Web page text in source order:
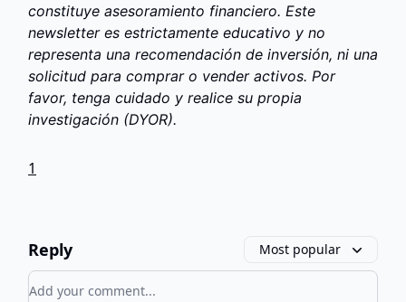
constituye asesoramiento financiero. Este
newsletter es estrictamente educativo y no
representa una recomendación de inversión, ni una
solicitud para comprar o vender activos. Por
favor, tenga cuidado y realice su propia
investigación (DYOR).
1
Reply Most popular
Add your comment